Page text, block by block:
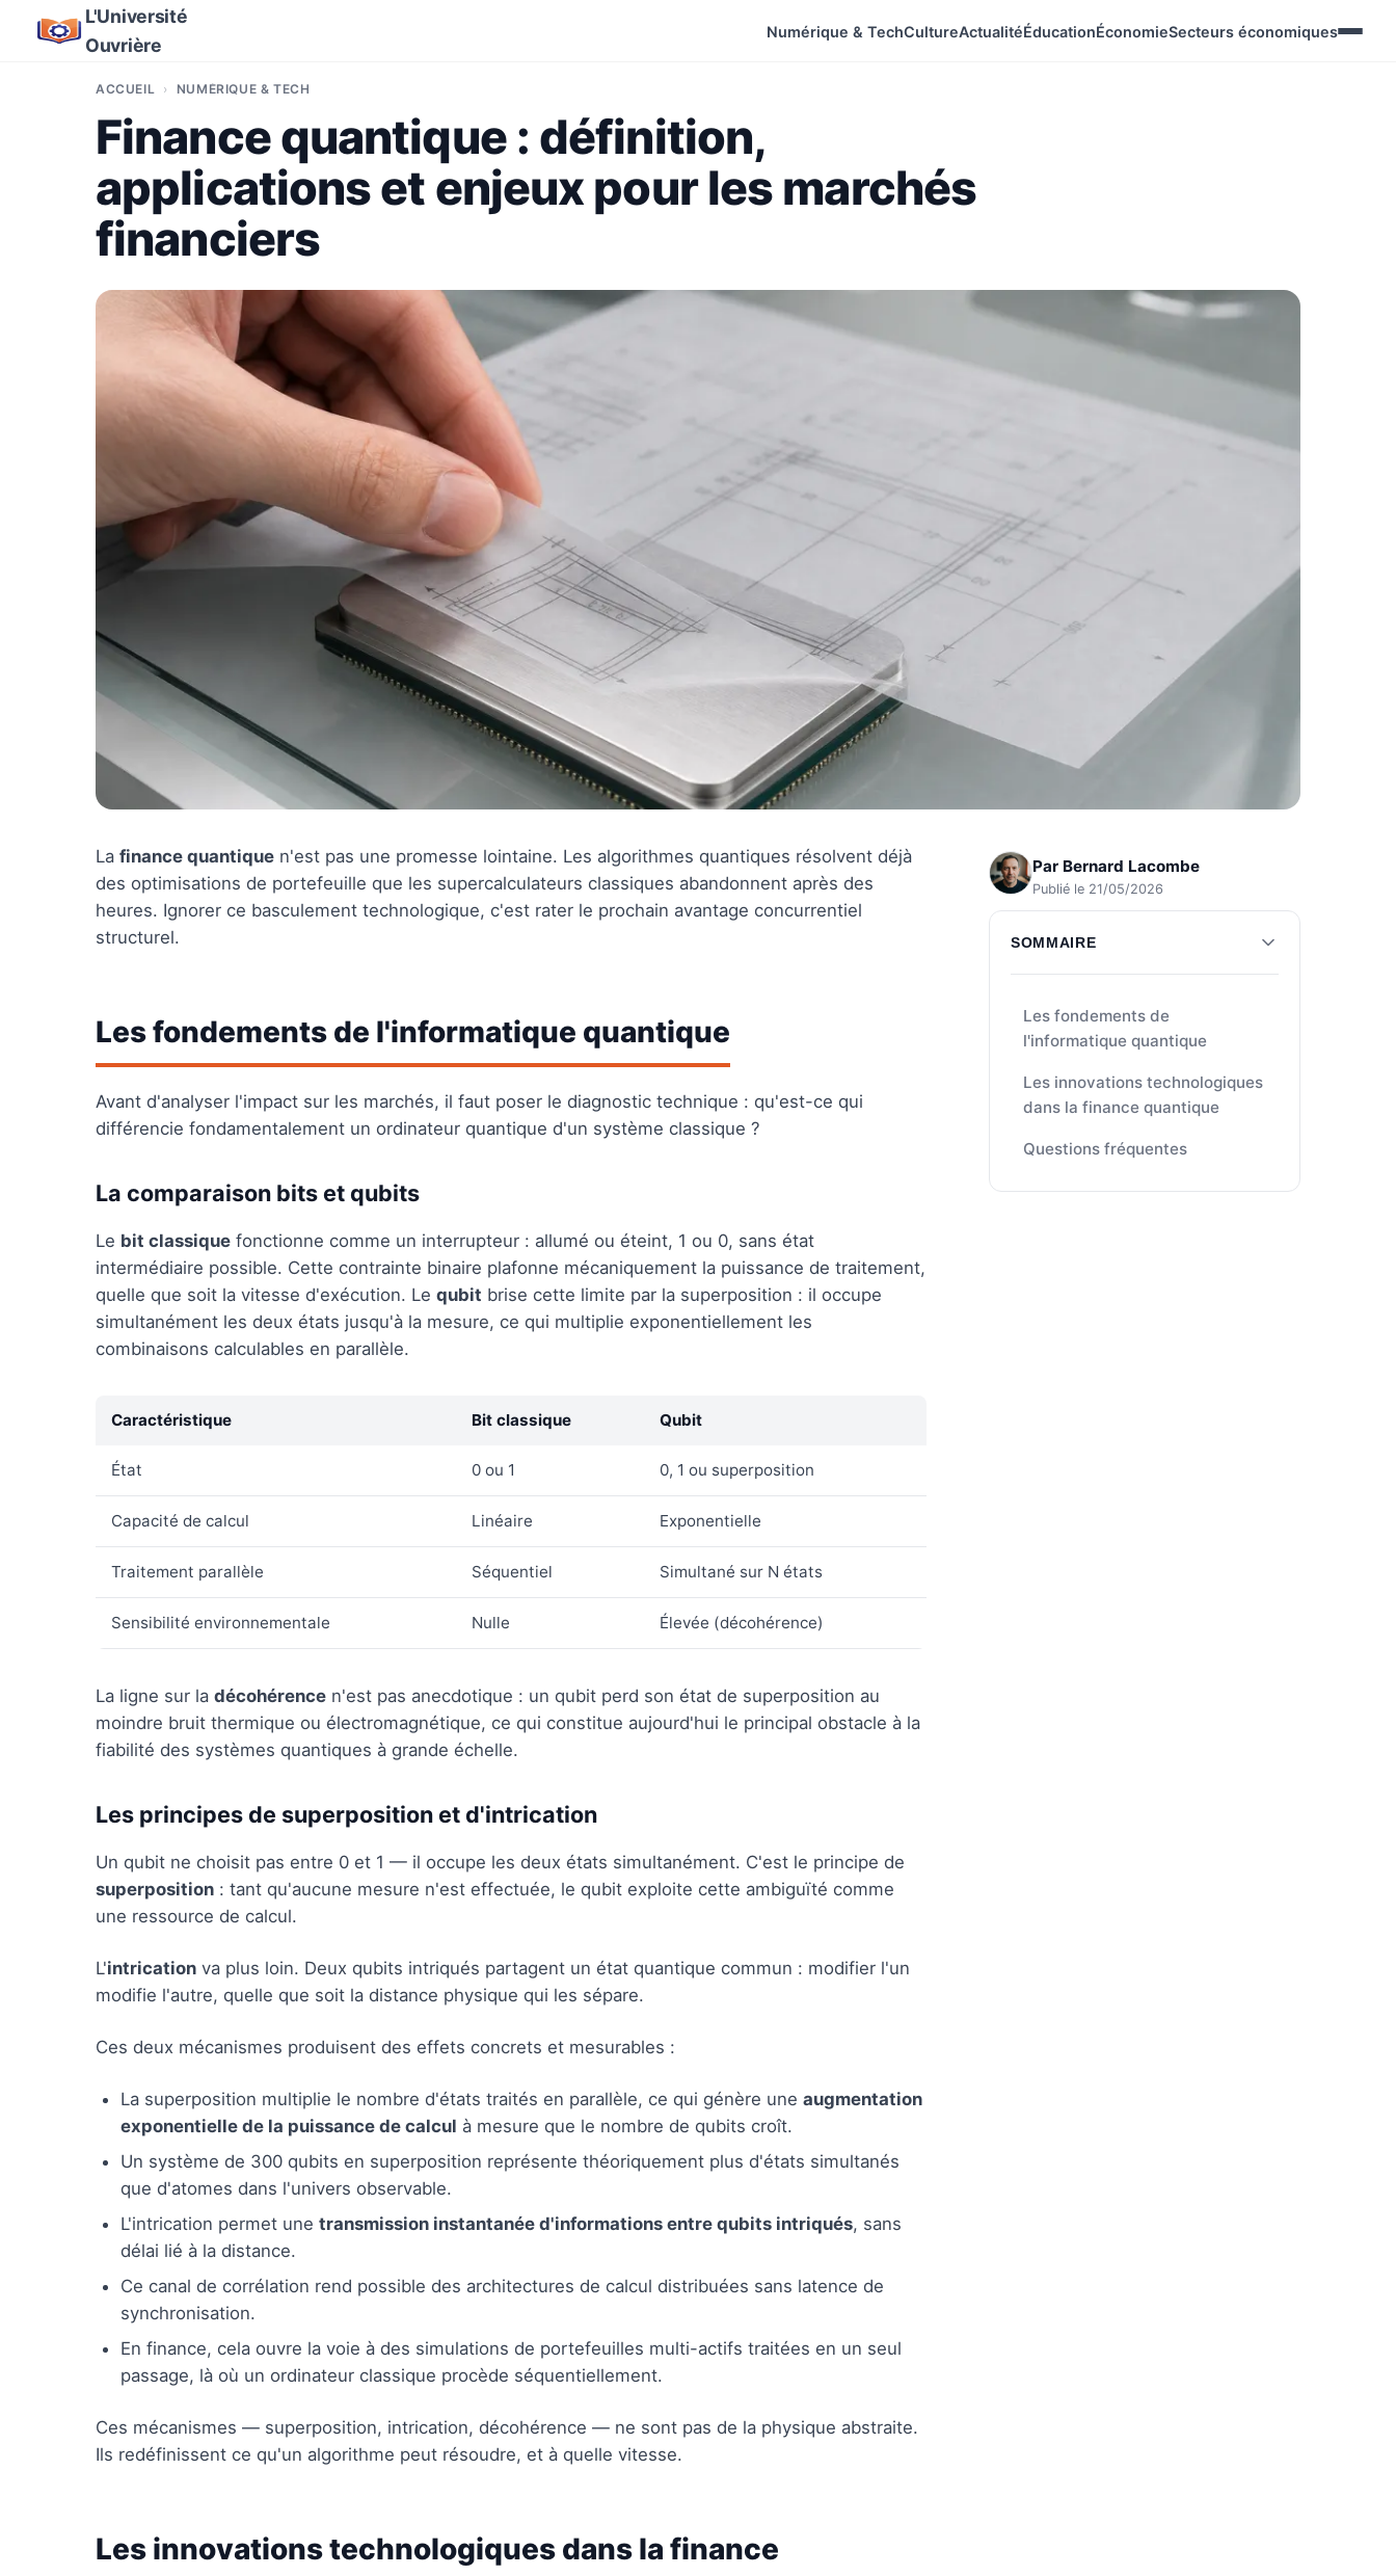
L'Université
Ouvrière
Numérique & TechCultureActualitéÉducationÉconomieSecteurs économiques
ACCUEIL NUMÉRIQUE & TECH
Finance quantique : définition,
applications et enjeux pour les marchés
financiers
Par Bernard Lacombe
Publié le 21/05/2026
SOMMAIRE
Les fondements de
l'informatique quantique
Les innovations technologiques
dans la finance quantique
Questions fréquentes
La finance quantique n'est pas une promesse lointaine. Les algorithmes quantiques résolvent déjà
des optimisations de portefeuille que les supercalculateurs classiques abandonnent après des
heures. Ignorer ce basculement technologique, c'est rater le prochain avantage concurrentiel
structurel.
Les fondements de l'informatique quantique
Avant d'analyser l'impact sur les marchés, il faut poser le diagnostic technique : qu'est-ce qui
différencie fondamentalement un ordinateur quantique d'un système classique ?
La comparaison bits et qubits
Le bit classique fonctionne comme un interrupteur : allumé ou éteint, 1 ou 0, sans état
intermédiaire possible. Cette contrainte binaire plafonne mécaniquement la puissance de traitement,
quelle que soit la vitesse d'exécution. Le qubit brise cette limite par la superposition : il occupe
simultanément les deux états jusqu'à la mesure, ce qui multiplie exponentiellement les
combinaisons calculables en parallèle.
Caractéristique Bit classique Qubit
État 0 ou 1 0, 1 ou superposition
Capacité de calcul Linéaire Exponentielle
Traitement parallèle Séquentiel Simultané sur N états
Sensibilité environnementale Nulle Élevée (décohérence)
La ligne sur la décohérence n'est pas anecdotique : un qubit perd son état de superposition au
moindre bruit thermique ou électromagnétique, ce qui constitue aujourd'hui le principal obstacle à la
fiabilité des systèmes quantiques à grande échelle.
Les principes de superposition et d'intrication
Un qubit ne choisit pas entre 0 et 1 — il occupe les deux états simultanément. C'est le principe de
superposition : tant qu'aucune mesure n'est effectuée, le qubit exploite cette ambiguïté comme
une ressource de calcul.
L'intrication va plus loin. Deux qubits intriqués partagent un état quantique commun : modifier l'un
modifie l'autre, quelle que soit la distance physique qui les sépare.
Ces deux mécanismes produisent des effets concrets et mesurables :
La superposition multiplie le nombre d'états traités en parallèle, ce qui génère une augmentation
exponentielle de la puissance de calcul à mesure que le nombre de qubits croît.
Un système de 300 qubits en superposition représente théoriquement plus d'états simultanés
que d'atomes dans l'univers observable.
L'intrication permet une transmission instantanée d'informations entre qubits intriqués, sans
délai lié à la distance.
Ce canal de corrélation rend possible des architectures de calcul distribuées sans latence de
synchronisation.
En finance, cela ouvre la voie à des simulations de portefeuilles multi-actifs traitées en un seul
passage, là où un ordinateur classique procède séquentiellement.
Ces mécanismes — superposition, intrication, décohérence — ne sont pas de la physique abstraite.
Ils redéfinissent ce qu'un algorithme peut résoudre, et à quelle vitesse.
Les innovations technologiques dans la finance